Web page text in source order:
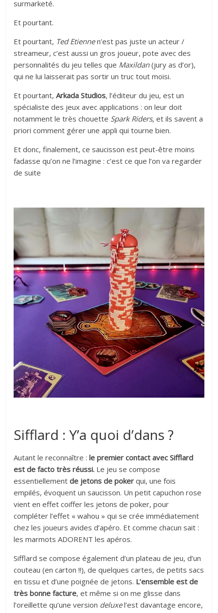
surmarketé.
Et pourtant.
Et pourtant, Ted Etiennen’est pas juste un acteur /
streameur, c’est aussi un gros joueur, pote avec des
personnalités du jeu telles que Maxildan(jury as d’or),
qui ne lui laisserait pas sortir un truc tout moisi.
Et pourtant,Arkada Studios, l’éditeur du jeu, est un
spécialiste des jeux avec applications : on leur doit
notamment le très chouette Spark Riders, et ils savent a
priori comment gérer une appli qui tourne bien.
Et donc, finalement, ce saucisson est peut-être moins
fadasse qu’on ne l’imagine : c’est ce que l’on va regarder
de suite
Sifflard : Y’a quoi d’dans ?
Autant le reconnaître :le premier contact avec Sifflard
est de facto très réussi. Le jeu se compose
essentiellementde jetons de poker qui, une fois
empilés, évoquent un saucisson. Un petit capuchon rose
vient en effet coiffer les jetons de poker, pour
compléter l’effet « wahou » qui se crée immédiatement
chez les joueurs avides d’apéro. Et comme chacun sait :
les marmots ADORENT les apéros.
Sifflard se compose également d’un plateau de jeu, d’un
couteau (en carton !!), de quelques cartes, de petits sacs
en tissu et d’une poignée de jetons. L’ensemble est de
très bonne facture, et même si on me glisse dans
l’oreillette qu’une version deluxel’est davantage encore,